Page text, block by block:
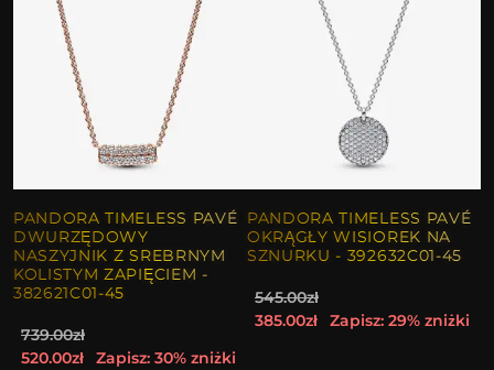
PANDORA TIMELESS PAVÉ
DWURZĘDOWY
NASZYJNIK Z SREBRNYM
KOLISTYM ZAPIĘCIEM -
382621C01-45
739.00zł
520.00zł
Zapisz: 30% zniżki
PANDORA TIMELESS PAVÉ
OKRĄGŁY WISIOREK NA
SZNURKU - 392632C01-45
545.00zł
385.00zł
Zapisz: 29% zniżki